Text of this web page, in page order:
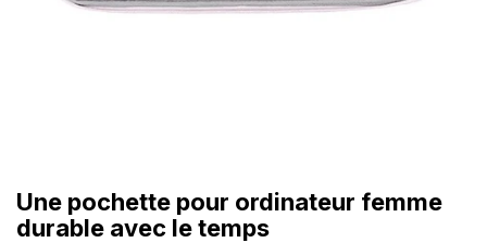
Une pochette pour ordinateur femme
durable avec le temps